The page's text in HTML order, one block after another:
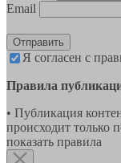
Email
Отправить
Я согласен с
Правила
• Публикация
происходит только
показать правила